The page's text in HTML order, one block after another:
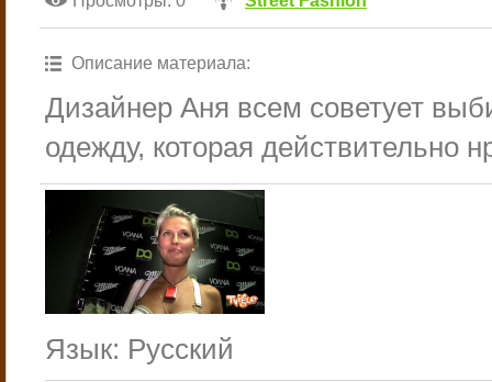
Описание материала:
Дизайнер Аня всем советует
одежду, которая действительно
Язык: Русский